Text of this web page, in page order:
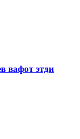
вафот этди